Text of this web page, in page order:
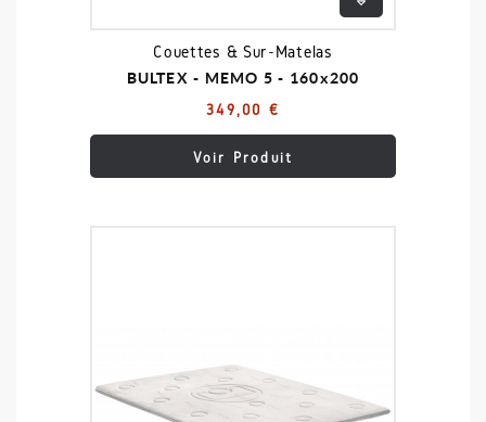
Couettes & Sur-Matelas
BULTEX - MEMO 5 - 160x200
349,00 €
Voir Produit